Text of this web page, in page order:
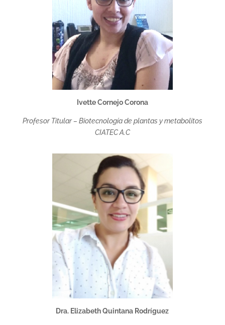
Ivette Cornejo Corona
Profesor Titular – Biotecnología de plantas y metabolitos
CIATEC A.C
Dra. Elizabeth Quintana Rodríguez